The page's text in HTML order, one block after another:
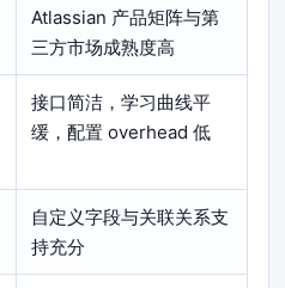
Atlassian 产品矩阵与第
三方市场成熟度高
接口简洁，学习曲线平
缓，配置 overhead 低
自定义字段与关联关系支
持充分